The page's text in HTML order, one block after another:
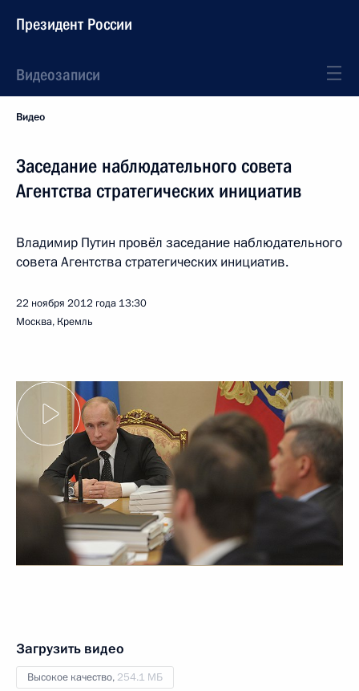
Президент России
Видеозаписи
Видео
Заседание наблюдательного совета
Агентства стратегических инициатив
Владимир Путин провёл заседание наблюдательного
совета Агентства стратегических инициатив.
22 ноября 2012 года 13:30
Москва, Кремль
Загрузить видео
Высокое качество, 254.1 МБ